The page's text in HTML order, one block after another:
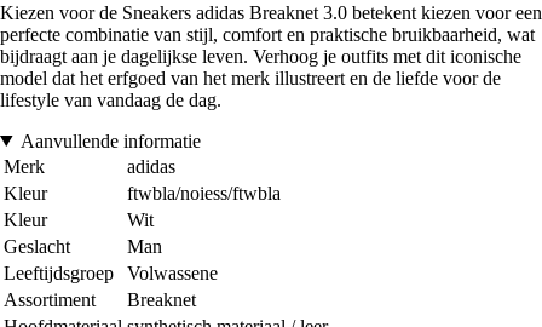
Kiezen voor de Sneakers adidas Breaknet 3.0 betekent kiezen voor een
perfecte combinatie van stijl, comfort en praktische bruikbaarheid, wat
bijdraagt aan je dagelijkse leven. Verhoog je outfits met dit iconische
model dat het erfgoed van het merk illustreert en de liefde voor de
lifestyle van vandaag de dag.
Aanvullende informatie
Merk
adidas
Kleur
ftwbla/noiess/ftwbla
Kleur
Wit
Geslacht
Man
Leeftijdsgroep
Volwassene
Assortiment
Breaknet